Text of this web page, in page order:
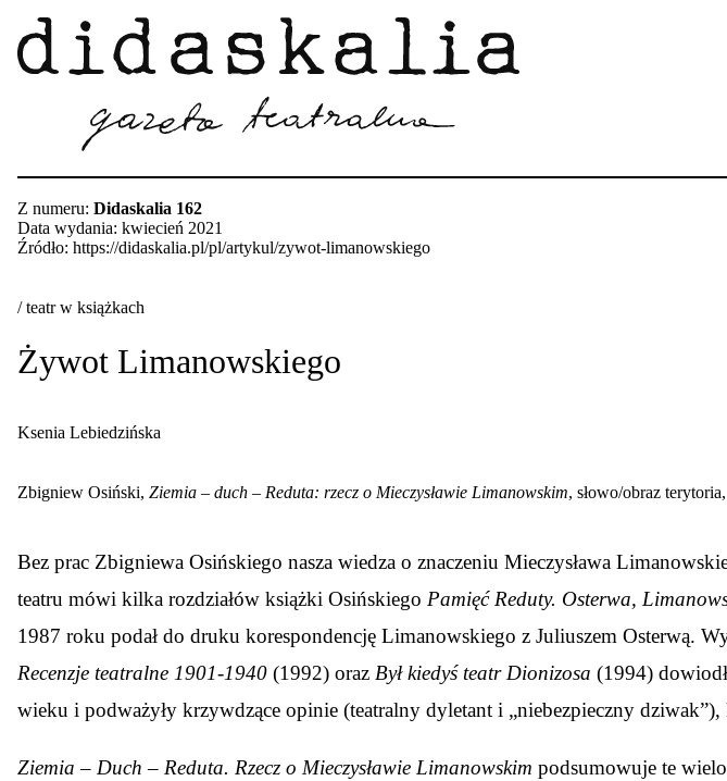
Z numeru: Didaskalia 162
Data wydania: kwiecień 2021
Źródło: https://didaskalia.pl/pl/artykul/zywot-limanowskiego
/ teatr w książkach
Żywot Limanowskiego
Ksenia Lebiedzińska
Zbigniew Osiński, Ziemia – duch – Reduta: rzecz o Mieczysławie Limanowskim, słowo/obraz
Bez prac Zbigniewa Osińskiego nasza wiedza o znaczeniu Mieczysława
teatru mówi kilka rozdziałów książki Osińskiego Pamięć Reduty. Osterwa,
1987 roku podał do druku korespondencję Limanowskiego z Juliuszem Osterwą.
Recenzje teatralne 1901-1940 (1992) oraz Był kiedyś teatr Dionizosa (1994)
wieku i podważyły krzywdzące opinie (teatralny dyletant i „niebezpieczny
Ziemia – Duch – Reduta. Rzecz o Mieczysławie Limanowskim podsumowuje te